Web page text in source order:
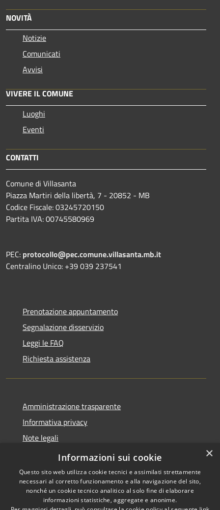
NOVITÀ
Notizie
Comunicati
Avvisi
VIVERE IL COMUNE
Luoghi
Eventi
CONTATTI
Comune di Villasanta
Piazza Martiri della libertà, 7 - 20852 - MB
Codice Fiscale: 03245720150
Partita IVA: 00745580969
PEC: protocollo@pec.comune.villasanta.mb.it
Centralino Unico: +39 039 237541
Prenotazione appuntamento
Segnalazione disservizio
Leggi le FAQ
Richiesta assistenza
Amministrazione trasparente
Informativa privacy
Note legali
Dichiarazione di accessibilità
Copyright © 2026 • Comune di
×
Informazioni sui cookie
Questo sito web utilizza cookie tecnici e assimilati strettamente
necessari al corretto funzionamento e alla navigazione del sito,
nonché un cookie tecnico analitico al solo fine di elaborare
informazioni statistiche, aggregate e anonime.